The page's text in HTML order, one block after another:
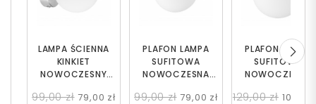
LAMPA ŚCIENNA
KINKIET
NOWOCZESNY
BIAŁA KULA
99,00 zł 79,00 zł
PLAFON LAMPA
SUFITOWA
NOWOCZESNA
BIAŁA KULA
99,00 zł 79,00 zł
PLAFON LAMPA
SUFITOWA
NOWOCZESNA
BIAŁA KULA
129,00 zł 109,00